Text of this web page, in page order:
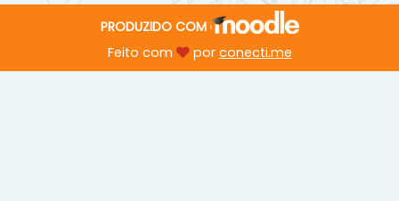
PRODUZIDO COM
Feito com
por conecti.me